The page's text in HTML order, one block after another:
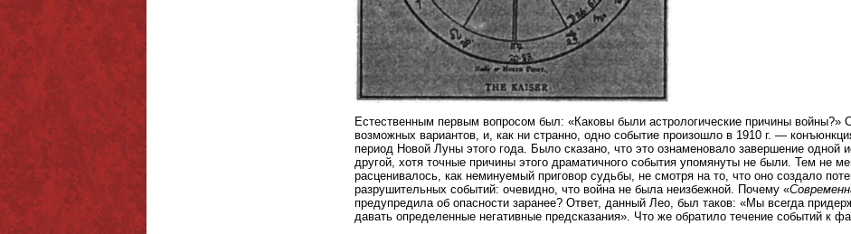
Естественным первым вопросом был: «Каковы были астрологические причины войны?»
возможных вариантов, и, как ни странно, одно событие произошло в 1910 г. —
период Новой Луны этого года. Было сказано, что это ознаменовало завершение одной
другой, хотя точные причины этого драматичного события упомянуты не были. Тем не
расценивалось, как неминуемый приговор судьбы, не смотря на то, что оно создало
разрушительных событий: очевидно, что война не была неизбежной. Почему «
предупредила об опасности заранее? Ответ, данный Лео, был таков: «Мы всегда
давать определенные негативные предсказания». Что же обратило течение событий к